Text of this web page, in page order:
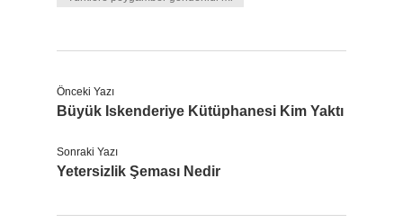
Önceki Yazı
Büyük Iskenderiye Kütüphanesi Kim Yaktı
Sonraki Yazı
Yetersizlik Şeması Nedir